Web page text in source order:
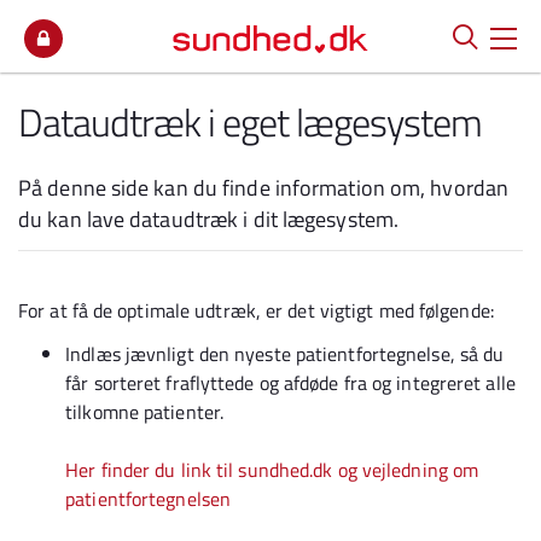
Dataudtræk i eget lægesystem
På denne side kan du finde information om, hvordan
du kan lave dataudtræk i dit lægesystem.
For at få de optimale udtræk, er det vigtigt med følgende:
Indlæs jævnligt den nyeste patientfortegnelse, så du
får sorteret fraflyttede og afdøde fra og integreret alle
tilkomne patienter.
Her finder du link til sundhed.dk og vejledning om
patientfortegnelsen